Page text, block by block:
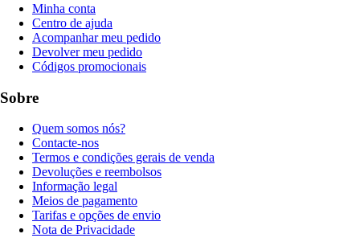
Minha conta
Centro de ajuda
Acompanhar meu pedido
Devolver meu pedido
Códigos promocionais
Sobre
Quem somos nós?
Contacte-nos
Termos e condições gerais de venda
Devoluções e reembolsos
Informação legal
Meios de pagamento
Tarifas e opções de envio
Nota de Privacidade